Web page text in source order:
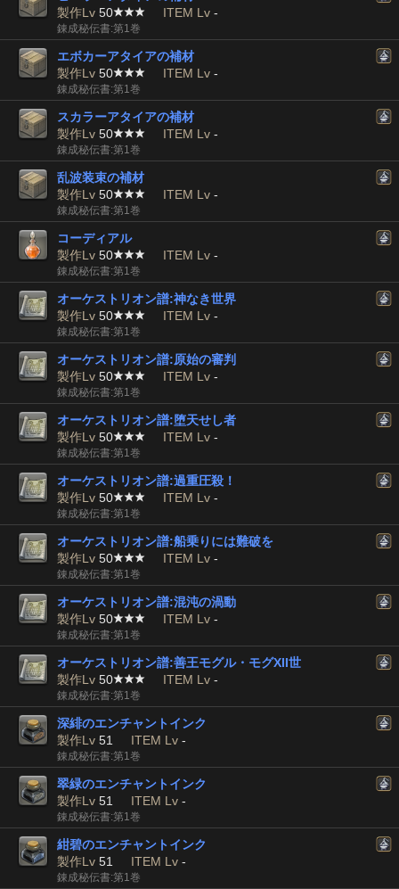
製作Lv 50 ITEM Lv -
錬成秘伝書:第1巻
エボカーアタイアの補材
製作Lv 50 ITEM Lv -
錬成秘伝書:第1巻
スカラーアタイアの補材
製作Lv 50 ITEM Lv -
錬成秘伝書:第1巻
乱波装束の補材
製作Lv 50 ITEM Lv -
錬成秘伝書:第1巻
コーディアル
製作Lv 50 ITEM Lv -
錬成秘伝書:第1巻
オーケストリオン譜:神なき世界
製作Lv 50 ITEM Lv -
錬成秘伝書:第1巻
オーケストリオン譜:原始の審判
製作Lv 50 ITEM Lv -
錬成秘伝書:第1巻
オーケストリオン譜:堕天せし者
製作Lv 50 ITEM Lv -
錬成秘伝書:第1巻
オーケストリオン譜:過重圧殺！
製作Lv 50 ITEM Lv -
錬成秘伝書:第1巻
オーケストリオン譜:船乗りには難破を
製作Lv 50 ITEM Lv -
錬成秘伝書:第1巻
オーケストリオン譜:混沌の渦動
製作Lv 50 ITEM Lv -
錬成秘伝書:第1巻
オーケストリオン譜:善王モグル・モグXII世
製作Lv 50 ITEM Lv -
錬成秘伝書:第1巻
深緋のエンチャントインク
製作Lv 51 ITEM Lv -
錬成秘伝書:第1巻
翠緑のエンチャントインク
製作Lv 51 ITEM Lv -
錬成秘伝書:第1巻
紺碧のエンチャントインク
製作Lv 51 ITEM Lv -
錬成秘伝書:第1巻